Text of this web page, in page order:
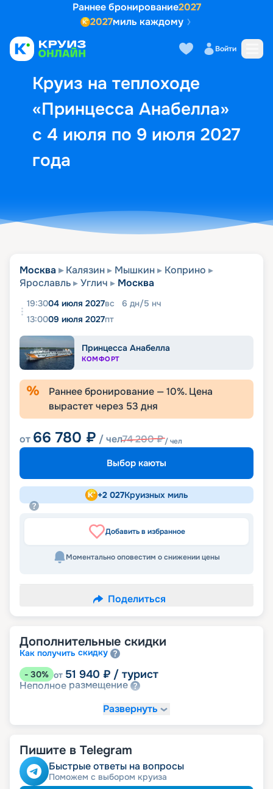
Раннее бронирование2027
2027миль каждому
Войти
Круиз на теплоходе
«Принцесса Анабелла»
с 4 июля по 9 июля 2027
года
Выбор кают Маршрут и
Москва Калязин Мышкин
Коприно
Ярославль
Углич Москва
19:3004 июля 2027вс 6 дн/5 нч
13:0009 июля 2027пт
Принцесса Анабелла
КОМФОРТ
Раннее бронирование —10%. Цена
вырастет через 53 дня
от 66 780 ₽ / чел74 200₽/ чел
Выбор каюты
+2 027Круизных миль
Добавить в избранное
Моментально оповестим о снижении цены
Поделиться
Дополнительные скидки
Как получить скидку
- 30% от 51 940 ₽ / турист
Неполное размещение
Развернуть
Пишите в Telegram
Быстрые ответы на вопросы
Поможем с выбором круиза